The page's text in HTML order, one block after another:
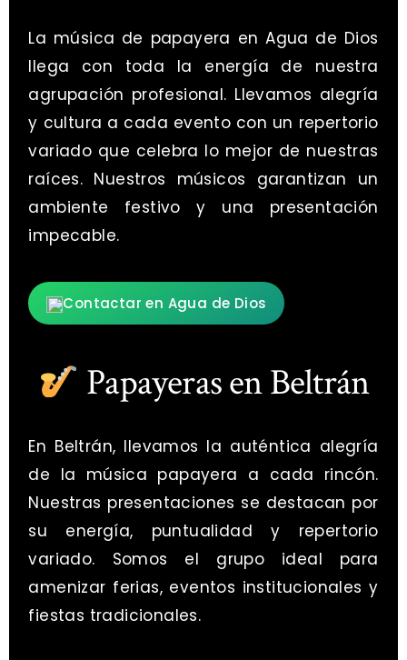
La música de papayera en Agua de Dios
llega con toda la energía de nuestra
agrupación profesional. Llevamos alegría
y cultura a cada evento con un repertorio
variado que celebra lo mejor de nuestras
raíces. Nuestros músicos garantizan un
ambiente festivo y una presentación
impecable.
Contactar en Agua de Dios
Papayeras en Beltrán
En Beltrán, llevamos la auténtica alegría
de la música papayera a cada rincón.
Nuestras presentaciones se destacan por
su energía, puntualidad y repertorio
variado. Somos el grupo ideal para
amenizar ferias, eventos institucionales y
fiestas tradicionales.